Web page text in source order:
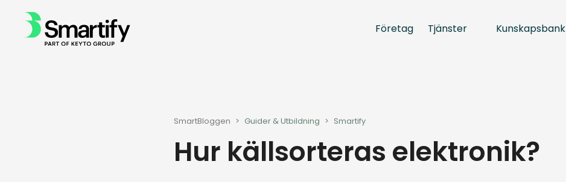
Företag Tjänster Kunskapsbank
SmartBloggen > Guider & Utbildning > Smartify
Hur källsorteras elektronik?